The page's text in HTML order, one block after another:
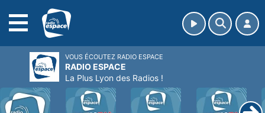
VOUS ÉCOUTEZ RADIO ESPACE
RADIO ESPACE
La Plus Lyon des Radios !